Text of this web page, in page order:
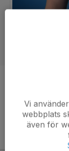
ÅlderVi
webbplats
även för